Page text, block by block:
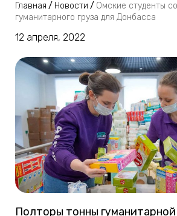
Главная / Новости / Омские студенты
гуманитарного груза для Донбасса
12 апреля, 2022
Полторы тонны